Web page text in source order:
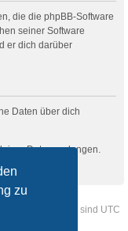
zu
die die phpBB-Software
seiner Software
er dich darüber
Daten über dich
Daten verlangen.
Alle Zeiten sind UTC